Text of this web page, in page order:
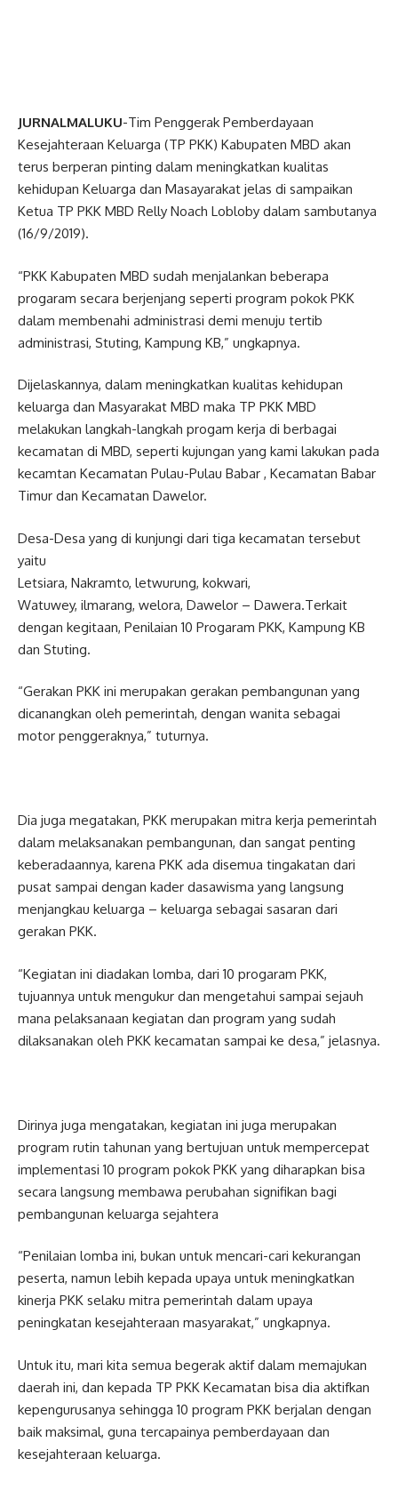
JURNALMALUKU-Tim Penggerak Pemberdayaan
Kesejahteraan Keluarga (TP PKK) Kabupaten MBD akan
terus berperan pinting dalam meningkatkan kualitas
kehidupan Keluarga dan Masayarakat jelas di sampaikan
Ketua TP PKK MBD Relly Noach Lobloby dalam sambutanya
(16/9/2019).
“PKK Kabupaten MBD sudah menjalankan beberapa
progaram secara berjenjang seperti program pokok PKK
dalam membenahi administrasi demi menuju tertib
administrasi, Stuting, Kampung KB,” ungkapnya.
Dijelaskannya, dalam meningkatkan kualitas kehidupan
keluarga dan Masyarakat MBD maka TP PKK MBD
melakukan langkah-langkah progam kerja di berbagai
kecamatan di MBD, seperti kujungan yang kami lakukan pada
kecamtan Kecamatan Pulau-Pulau Babar , Kecamatan Babar
Timur dan Kecamatan Dawelor.
Desa-Desa yang di kunjungi dari tiga kecamatan tersebut
yaitu
Letsiara, Nakramto, letwurung, kokwari,
Watuwey, ilmarang, welora, Dawelor – Dawera.Terkait
dengan kegitaan, Penilaian 10 Progaram PKK, Kampung KB
dan Stuting.
“Gerakan PKK ini merupakan gerakan pembangunan yang
dicanangkan oleh pemerintah, dengan wanita sebagai
motor penggeraknya,” tuturnya.
Dia juga megatakan, PKK merupakan mitra kerja pemerintah
dalam melaksanakan pembangunan, dan sangat penting
keberadaannya, karena PKK ada disemua tingakatan dari
pusat sampai dengan kader dasawisma yang langsung
menjangkau keluarga – keluarga sebagai sasaran dari
gerakan PKK.
“Kegiatan ini diadakan lomba, dari 10 progaram PKK,
tujuannya untuk mengukur dan mengetahui sampai sejauh
mana pelaksanaan kegiatan dan program yang sudah
dilaksanakan oleh PKK kecamatan sampai ke desa,” jelasnya.
Dirinya juga mengatakan, kegiatan ini juga merupakan
program rutin tahunan yang bertujuan untuk mempercepat
implementasi 10 program pokok PKK yang diharapkan bisa
secara langsung membawa perubahan signifikan bagi
pembangunan keluarga sejahtera
“Penilaian lomba ini, bukan untuk mencari-cari kekurangan
peserta, namun lebih kepada upaya untuk meningkatkan
kinerja PKK selaku mitra pemerintah dalam upaya
peningkatan kesejahteraan masyarakat,” ungkapnya.
Untuk itu, mari kita semua begerak aktif dalam memajukan
daerah ini, dan kepada TP PKK Kecamatan bisa dia aktifkan
kepengurusanya sehingga 10 program PKK berjalan dengan
baik maksimal, guna tercapainya pemberdayaan dan
kesejahteraan keluarga.